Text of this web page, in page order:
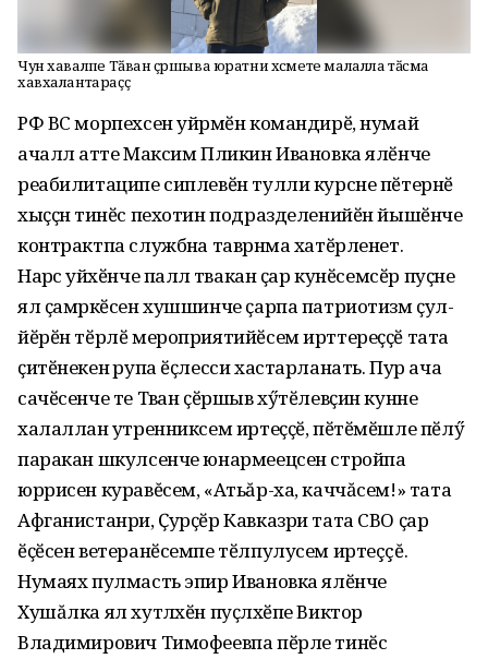
Чун хавалӗпе Тӑван ҫӗршыва юратни хӗсмете малалла тӑсма
хавхалантараҫҫӗ
РФ ВС морпехсен уйрӑмӗн командирӗ, нумай
ачаллӑ атте Максим Пликин Ивановка ялӗнче
реабилитаципе сиплевӗн тулли курсне пӗтернӗ
хыҫҫӑн тинӗс пехотин подразделенийӗн йышӗнче
контрактпа службӑна таврӑнма хатӗрленет.
Нарӑс уйӑхӗнче паллӑ тӑвакан ҫар кунӗсемсӗр пуҫне
ял ҫамрӑкӗсен хушшинче ҫарпа патриотизм ҫул-
йӗрӗн тӗрлӗ мероприятийӗсем ирттереҫҫӗ тата
ҫитӗнекен ӑрупа ӗҫлесси хастарланать. Пур ача
сачӗсенче те Тӑван ҫӗршыв хӳтӗлевҫин кунне
халалланӑ утренниксем иртеҫҫӗ, пӗтӗмӗшле пӗлӳ
паракан шкулсенче юнармеецсен стройпа
юррисен куравĕсем, «Атьăр-ха, каччăсем!» тата
Афганистанри, Ҫурҫӗр Кавказри тата СВО ҫар
ӗҫӗсен ветеранӗсемпе тӗлпулусем иртеççĕ.
Нумаях пулмасть эпир Ивановка ялӗнче
Хушăлка ял хутлӑхӗн пуҫлӑхӗпе Виктор
Владимирович Тимофеевпа пӗрле тинӗс